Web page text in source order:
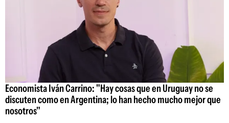
Economista Iván Carrino: "Hay cosas que en Uruguay no se
discuten como en Argentina; lo han hecho mucho mejor que
nosotros"